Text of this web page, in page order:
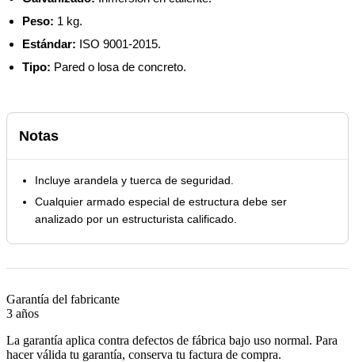
Peso: 1 kg.
Estándar: ISO 9001-2015.
Tipo: Pared o losa de concreto.
Notas
Incluye arandela y tuerca de seguridad.
Cualquier armado especial de estructura debe ser
analizado por un estructurista calificado.
Garantía del fabricante
3 años
La garantía aplica contra defectos de fábrica bajo uso normal. Para
hacer válida tu garantía, conserva tu factura de compra.